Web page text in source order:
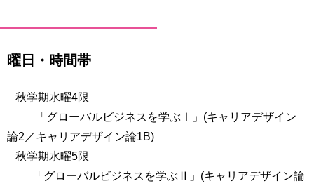
曜日・時間帯
秋学期水曜4限
「グローバルビジネスを学ぶⅠ」(キャリアデザイン
論2／キャリアデザイン論1B)
秋学期水曜5限
「グローバルビジネスを学ぶⅡ」(キャリアデザイン論